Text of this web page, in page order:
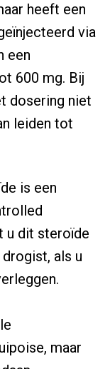
heeft een
via
een
600 mg. Bij
dosering niet
leiden tot
is een
u dit steroïde
als u
maar